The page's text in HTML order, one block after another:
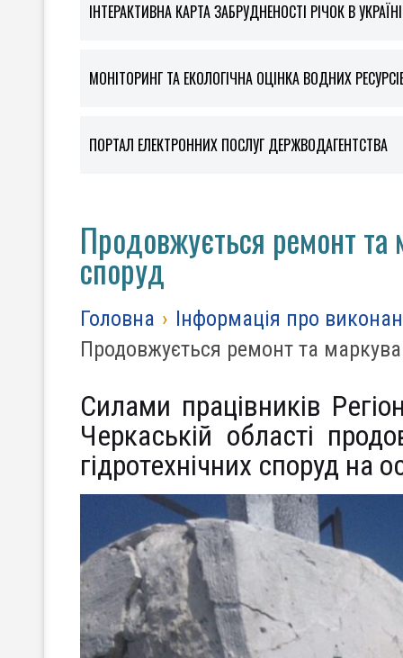
ІНТЕРАКТИВНА КАРТА ЗАБРУДНЕНОСТІ РІЧОК В УКРАЇНІ
МОНІТОРИНГ ТА ЕКОЛОГІЧНА ОЦІНКА ВОДНИХ
ПОРТАЛ ЕЛЕКТРОННИХ ПОСЛУГ ДЕРЖВОДАГЕНТСТВА
Продовжується ремонт та
споруд
Головна › Інформація про
Продовжується ремонт та
Силами працівників
Черкаській області
гідротехнічних споруд на